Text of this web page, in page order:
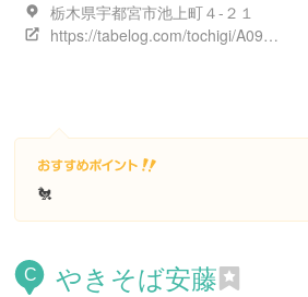
栃木県宇都宮市池上町４-２１
https://tabelog.com/tochigi/A0901/A090101/9001309/
🐔
C やきそば安藤